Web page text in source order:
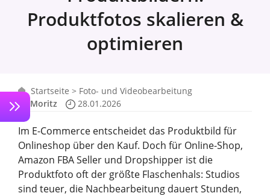
Produktfotos skalieren &
optimieren
Startseite > Foto- und Videobearbeitung
Moritz
28.01.2026
Im E-Commerce entscheidet das Produktbild für
Onlineshop über den Kauf. Doch für Online-Shop,
Amazon FBA Seller und Dropshipper ist die
Produktfoto oft der größte Flaschenhals: Studios
sind teuer, die Nachbearbeitung dauert Stunden,